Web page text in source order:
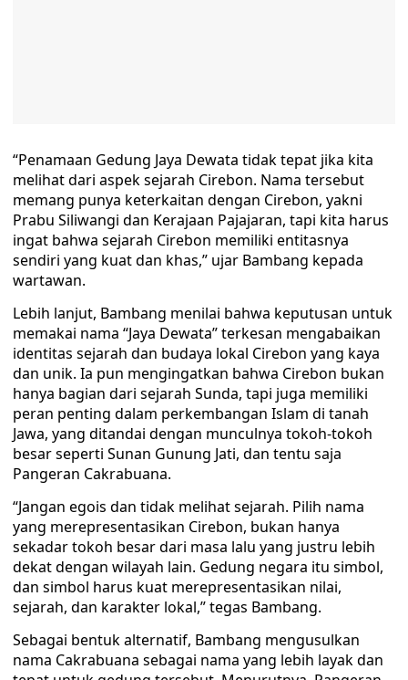
“Penamaan Gedung Jaya Dewata tidak tepat jika kita
melihat dari aspek sejarah Cirebon. Nama tersebut
memang punya keterkaitan dengan Cirebon, yakni
Prabu Siliwangi dan Kerajaan Pajajaran, tapi kita harus
ingat bahwa sejarah Cirebon memiliki entitasnya
sendiri yang kuat dan khas,” ujar Bambang kepada
wartawan.
Lebih lanjut, Bambang menilai bahwa keputusan untuk
memakai nama “Jaya Dewata” terkesan mengabaikan
identitas sejarah dan budaya lokal Cirebon yang kaya
dan unik. Ia pun mengingatkan bahwa Cirebon bukan
hanya bagian dari sejarah Sunda, tapi juga memiliki
peran penting dalam perkembangan Islam di tanah
Jawa, yang ditandai dengan munculnya tokoh-tokoh
besar seperti Sunan Gunung Jati, dan tentu saja
Pangeran Cakrabuana.
“Jangan egois dan tidak melihat sejarah. Pilih nama
yang merepresentasikan Cirebon, bukan hanya
sekadar tokoh besar dari masa lalu yang justru lebih
dekat dengan wilayah lain. Gedung negara itu simbol,
dan simbol harus kuat merepresentasikan nilai,
sejarah, dan karakter lokal,” tegas Bambang.
Sebagai bentuk alternatif, Bambang mengusulkan
nama Cakrabuana sebagai nama yang lebih layak dan